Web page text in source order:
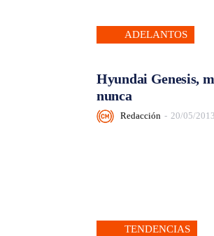
ADELANTOS
Hyundai Genesis,
nunca
Redacción - 20/05/2013
TENDENCIAS